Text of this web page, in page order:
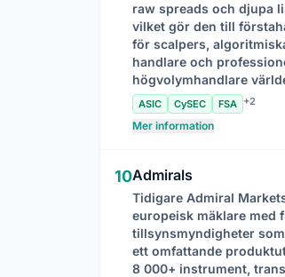
raw spreads och djupa
vilket gör den till
för scalpers,
handlare och
högvolymhandlare
ASIC CySEC FSA +2
Mer information
10Admirals
Tidigare Admiral
europeisk mäklare med
tillsynsmyndigheter
ett omfattande
8 000+ instrument,